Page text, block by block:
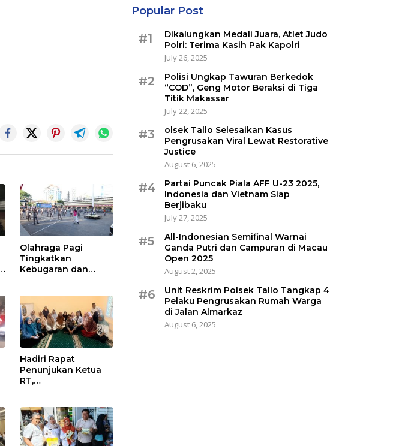
Olahraga Pagi
Tingkatkan
Kebugaran dan
Makassar
Hadiri Rapat
Penunjukan Ketua
RT,
Pentingnya Sinergi
dengan Warga
Popular Post
#1
Dikalungkan Medali Juara, Atlet Judo
Polri: Terima Kasih Pak Kapolri
July 26, 2025
#2
Polisi Ungkap Tawuran Berkedok
“COD”, Geng Motor Beraksi di Tiga
Titik Makassar
July 22, 2025
#3
olsek Tallo Selesaikan Kasus
Pengrusakan Viral Lewat Restorative
Justice
August 6, 2025
#4
Partai Puncak Piala AFF U-23 2025,
Indonesia dan Vietnam Siap
Berjibaku
July 27, 2025
#5
All-Indonesian Semifinal Warnai
Ganda Putri dan Campuran di Macau
Open 2025
August 2, 2025
#6
Unit Reskrim Polsek Tallo Tangkap 4
Pelaku Pengrusakan Rumah Warga
di Jalan Almarkaz
August 6, 2025